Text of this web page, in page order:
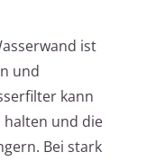
ist
und
kann
halten und die
Bei stark